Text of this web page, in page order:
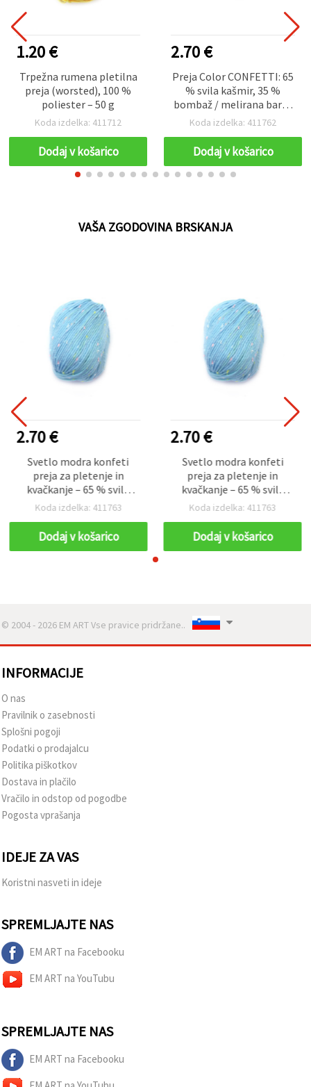
1.20 €
Trpežna rumena pletilna
preja (worsted), 100 %
poliester – 50 g
Koda izdelka: 411712
Dodaj v košarico
2.70 €
Preja Color CONFETTI: 65
% svila kašmir, 35 %
bombaž / melirana barva
– 50 g
Koda izdelka: 411762
Dodaj v košarico
VAŠA ZGODOVINA BRSKANJA
2.70 €
Svetlo modra konfeti
preja za pletenje in
kvačkanje – 65 % svila
kašmir, 35 % bombaž, 50
Koda izdelka: 411763
Dodaj v košarico
2.70 €
Svetlo modra konfeti
preja za pletenje in
kvačkanje – 65 % svila
kašmir, 35 % bombaž, 50
Koda izdelka: 411763
Dodaj v košarico
© 2004 - 2026 EM ART Vse pravice pridržane..
INFORMACIJE
O nas
Pravilnik o zasebnosti
Splošni pogoji
Podatki o prodajalcu
Politika piškotkov
Dostava in plačilo
Vračilo in odstop od pogodbe
Pogosta vprašanja
IDEJE ZA VAS
Koristni nasveti in ideje
SPREMLJAJTE NAS
EM ART na Facebooku
EM ART na YouTubu
SPREMLJAJTE NAS
EM ART na Facebooku